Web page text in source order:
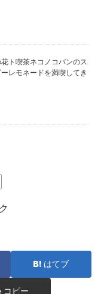
ト喫茶ネコノコバンのス
レモネードを満喫してき
はてブ
コピー